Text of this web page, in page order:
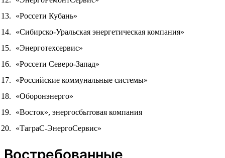
«Россети Кубань»
«Сибирско-Уральская энергетическая компания»
«Энерготехсервис»
«Россети Северо-Запад»
«Российские коммунальные системы»
«Оборонэнерго»
«Восток», энергосбытовая компания
«ТаграС-ЭнергоСервис»
Востребованные